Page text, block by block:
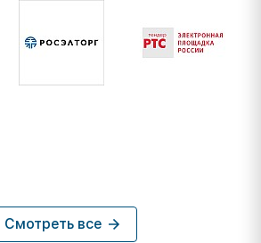
Смотреть все